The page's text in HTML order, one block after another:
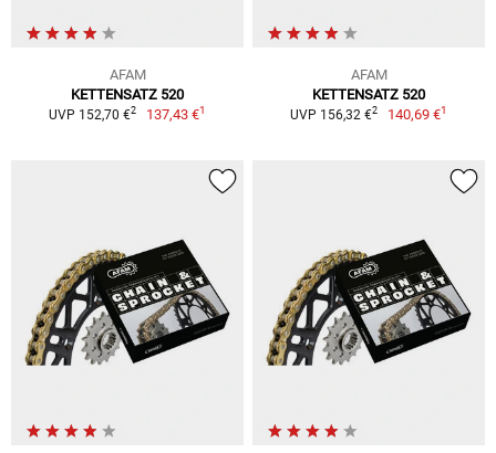
AFAM
KETTENSATZ 520
UVP 152,70 €2 137,43 €1
AFAM
KETTENSATZ 520
UVP 156,32 €2 140,69 €1